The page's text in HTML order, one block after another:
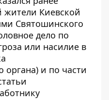
жители Киевской
Святошинского
дело по
или насилие в
органа) и по части